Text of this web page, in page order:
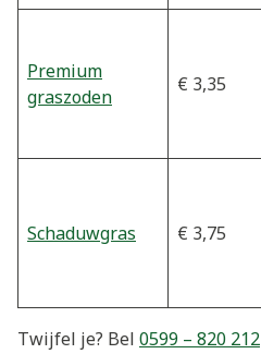
Premium
graszoden
€ 3,35
Schaduwgras € 3,75
Twijfel je? Bel 0599 – 820 212